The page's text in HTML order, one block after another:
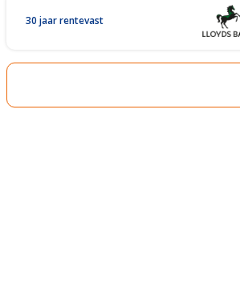
30 jaar rentevast